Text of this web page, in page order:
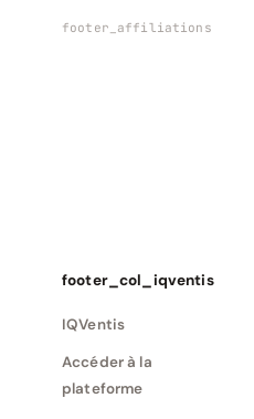
footer_affiliations
footer_col_iqventis
IQVentis
Accéder à la
plateforme